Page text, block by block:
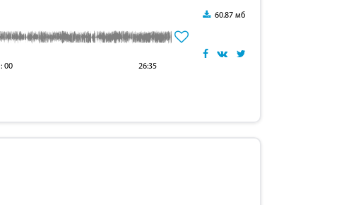
: 00 26:35
60.87 мб